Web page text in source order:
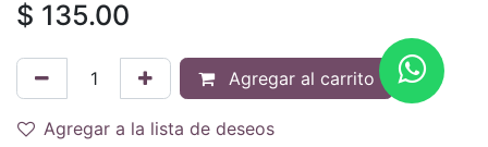
$ 135.00
Agregar al carrito
Agregar a la lista de deseos